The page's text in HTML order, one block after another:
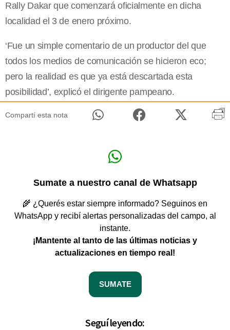
Rally Dakar que comenzará oficialmente en dicha
localidad el 3 de enero próximo.
‘Fue un simple comentario de un productor del que
todos los medios de comunicación se hicieron eco;
pero la realidad es que ya está descartada esta
posibilidad’, explicó el dirigente pampeano.
Compartí esta nota
Sumate a nuestro canal de Whatsapp
🌾 ¿Querés estar siempre informado? Seguinos en
WhatsApp y recibí alertas personalizadas del campo, al
instante.
¡Mantente al tanto de las últimas noticias y
actualizaciones en tiempo real!
SUMATE
Seguí leyendo: